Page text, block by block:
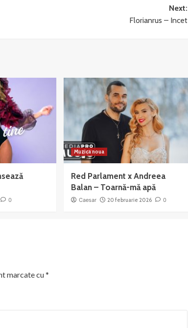
Next:
Florianrus – Incet
0
Muzica noua
Red Parlament x Andreea
Balan – Toarnă-mă apă
Caesar 20 februarie 2026 0
marcate cu*